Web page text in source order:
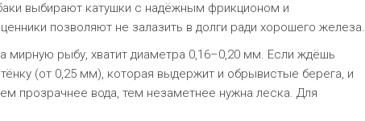
выбирают катушки с надёжным фрикционом и
позволяют не залазить в долги ради хорошего железа.
мирную рыбу, хватит диаметра 0,16–0,20 мм. Если ждёшь
(от 0,25 мм), которая выдержит и обрывистые берега, и
прозрачнее вода, тем незаметнее нужна леска. Для